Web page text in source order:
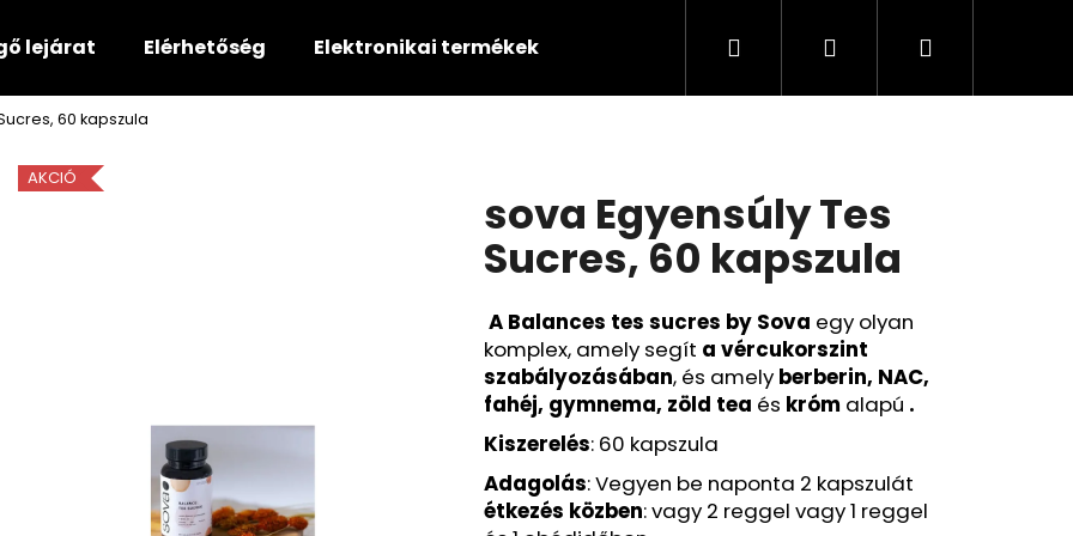
lejárat Elérhetőség Elektronikai termékek Minden termék
KeresésBejelentkezés
Kosár
60 kapszula
sova Egyensúly Tes
Sucres, 60 kapszula
A Balances tes sucres by Sova egy olyan
komplex, amely segít a vércukorszint
szabályozásában, és amely berberin, NAC,
fahéj, gymnema, zöld tea és króm alapú .
Kiszerelés: 60 kapszula
Adagolás: Vegyen be naponta 2 kapszulát
étkezés közben: vagy 2 reggel vagy 1 reggel
AKCIÓ
Mit keres?
Következő